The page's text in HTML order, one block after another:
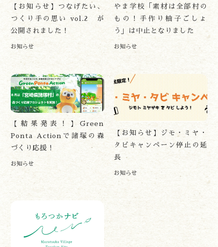
【お知らせ】つなげたい、
つくり手の思い vol.2 が
公開されました！
お知らせ
やま学校「素材は全部村の
もの！手作り柚子ごしょ
う」は中止となりました
お知らせ
【結果発表！】Green
Ponta Actionで諸塚の森
づくり応援！
お知らせ
【お知らせ】ジモ・ミヤ・
タビキャンペーン停止の延
長
お知らせ
プライバシーポリシー
諸塚村観光協会
〒883-1301
0982-65-0178